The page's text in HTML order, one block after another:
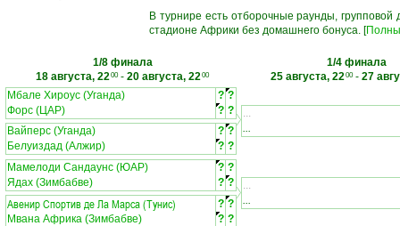
В турнире есть отборочные раунды,
стадионе Африки без домашнего бонуса. [
1/8 финала
18 августа, 2200- 20 августа, 2200
1/4 финала
25 августа, 2200- 27
Мбале Хироус (Уганда)
? ?
Форс (ЦАР)
? ?
Вайперс (Уганда)
? ?
Белуиздад (Алжир)
? ?
...
...
Мамелоди Сандаунс (ЮАР) ? ?
Ядах (Зимбабве)
? ?
Авенир Спортив де Ла Марса (Тунис) ? ?
Мвана Африка (Зимбабве)
? ?
...
...